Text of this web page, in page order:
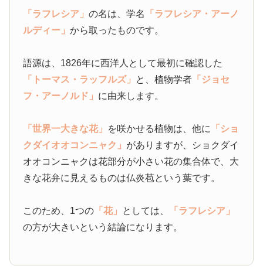
「ラフレシア」の名は、学名
「ラフレシア・アーノ
ルディー」から取ったものです。
語源は、1826年に西洋人として最初に確認した
「トーマス・ラッフルズ」 と、植物学者 「ジョセ
フ・アーノルド」 に由来します。
「世界一大きな花」 を咲かせる植物は、他に
「ショ
クダイオオコンニャク」 がありますが、ショクダイ
オオコンニャクは花部分が小さい花の集合体で、大
きな花弁に見えるものは仏炎苞という葉です。
このため、1つの 「花」 としては、
「ラフレシア」
の方が大きいという結論になります。